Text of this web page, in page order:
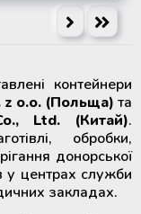
контейнери
z o.o. (Польща) та
Ltd. (Китай).
обробки,
донорської
у центрах служби
закладах.